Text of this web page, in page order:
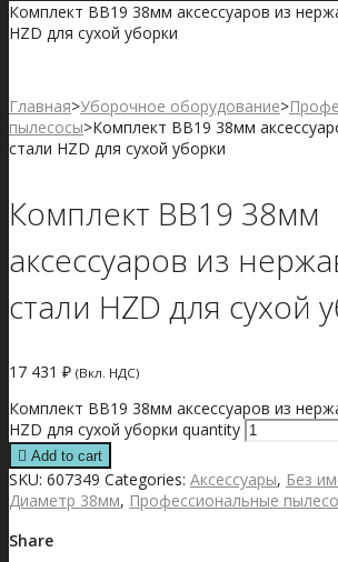
Комплект BB19 38мм аксессуаров из
HZD для сухой уборки
Главная>Уборочное оборудование>
пылесосы>Комплект BB19 38мм
стали HZD для сухой уборки
Комплект BB19 38мм
аксессуаров из
стали HZD для сухой
17 431 ₽ (Вкл. НДС)
Комплект BB19 38мм аксессуаров из
HZD для сухой уборки quantity
Add to cart
SKU: 607349 Categories: Аксессуары, Без
Диаметр 38мм, Профессиональные
Share